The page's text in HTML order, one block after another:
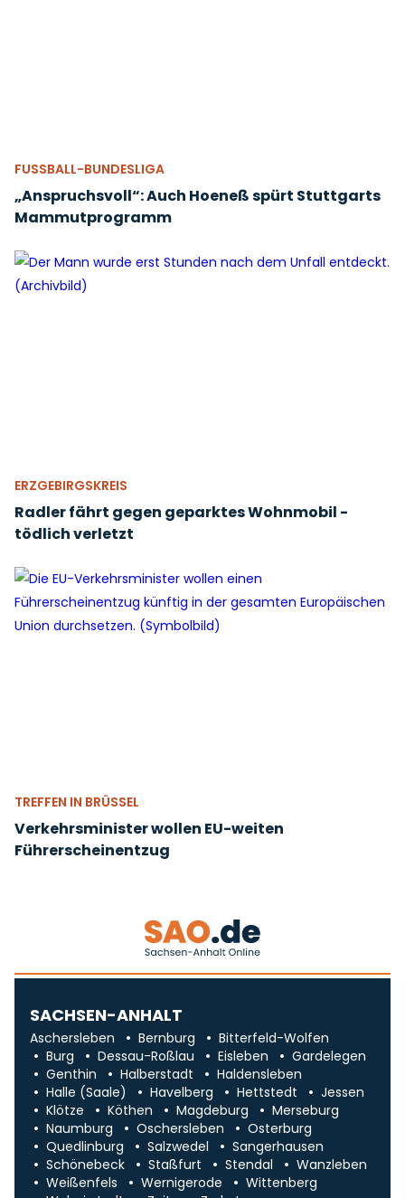
FUSSBALL-BUNDESLIGA
„Anspruchsvoll“: Auch Hoeneß spürt Stuttgarts
Mammutprogramm
ERZGEBIRGSKREIS
Radler fährt gegen geparktes Wohnmobil -
tödlich verletzt
TREFFEN IN BRÜSSEL
Verkehrsminister wollen EU-weiten
Führerscheinentzug
SACHSEN-ANHALT
Aschersleben Bernburg
Bitterfeld-Wolfen
Burg
Dessau-Roßlau Eisleben
Gardelegen
Genthin
Halberstadt
Haldensleben
Halle (Saale)
Havelberg Hettstedt
Jessen
Klötze
Köthen Magdeburg
Merseburg
Naumburg
Oschersleben
Osterburg
Quedlinburg
Salzwedel
Sangerhausen
Schönebeck
Staßfurt Stendal
Wanzleben
Weißenfels
Wernigerode
Wittenberg